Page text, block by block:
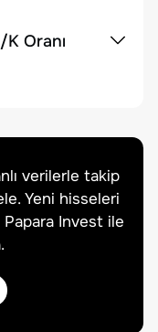
Oranı
verilerle takip
Yeni hisseleri
Invest ile